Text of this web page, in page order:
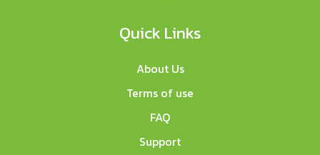
Quick Links
About Us
Terms of use
FAQ
Support